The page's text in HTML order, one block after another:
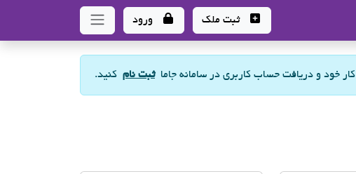
ثبت ملک ورود
خود و دریافت حساب کاربری در سامانه جاماثبت نام کنید.